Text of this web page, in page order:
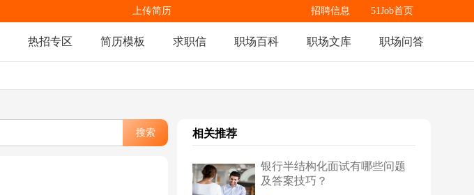
招聘信息 51Job首页
上传简历
热招专区 简历模板 求职信 职场百科 职场文库 职场问答
搜索 相关推荐
银行半结构化面试有哪些问题
及答案技巧？